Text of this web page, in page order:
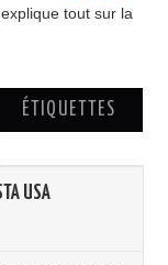
explique tout sur la
ÉTIQUETTES
USA